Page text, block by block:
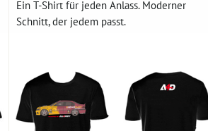
Ein T-Shirt für jeden Anlass. Moderner
Schnitt, der jedem passt.